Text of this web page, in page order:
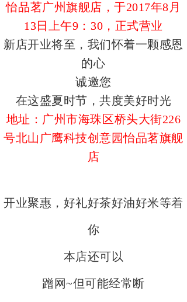
怡品茗广州旗舰店，于2017年8月
13日上午9：30，正式营业
新店开业将至，我们怀着一颗感恩
的心
诚邀您
在这盛夏时节，共度美好时光
地址：广州市海珠区桥头大街226
号北山广鹰科技创意园怡品茗旗舰
店
开业聚惠，好礼好茶好油好米等着
你
本店还可以
蹭网~但可能经常断